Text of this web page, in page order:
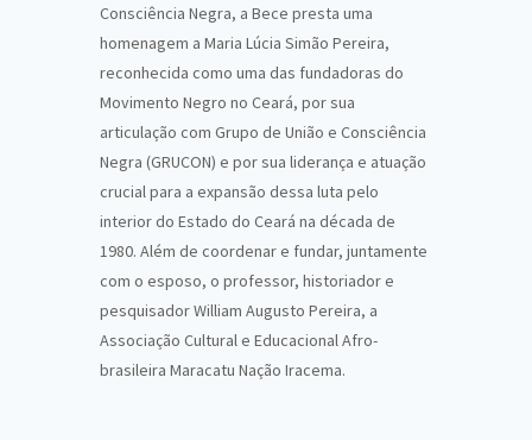
Consciência Negra, a Bece presta uma
homenagem a Maria Lúcia Simão Pereira,
reconhecida como uma das fundadoras do
Movimento Negro no Ceará, por sua
articulação com Grupo de União e Consciência
Negra (GRUCON) e por sua liderança e atuação
crucial para a expansão dessa luta pelo
interior do Estado do Ceará na década de
1980. Além de coordenar e fundar, juntamente
com o esposo, o professor, historiador e
pesquisador William Augusto Pereira, a
Associação Cultural e Educacional Afro-
brasileira Maracatu Nação Iracema.